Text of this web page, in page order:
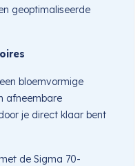
geoptimaliseerde
bloemvormige
afneembare
je direct klaar bent
de Sigma 70-